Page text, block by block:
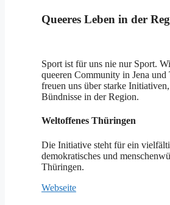
Queeres Leben in der
Sport ist für uns nie nur Sport.
queeren Community in Jena und
freuen uns über starke
Bündnisse in der Region.
Weltoffenes Thüringen
Die Initiative steht für ein
demokratisches und
Thüringen.
Webseite